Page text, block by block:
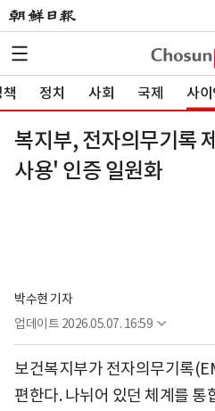
정치 사회 국제 사
복지부, 전자의무기록
사용' 인증 일원화
박수현 기자
업데이트 2026.05.07. 16:59
보건복지부가 전자의무기록
편한다. 나뉘어 있던 체계를 통